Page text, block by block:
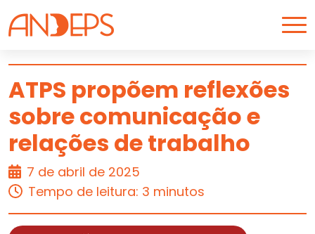
Skip to content
ARTIGO
ATPS propõem reflexões
sobre comunicação e
relações de trabalho
7 de abril de 2025
Tempo de leitura: 3 minutos